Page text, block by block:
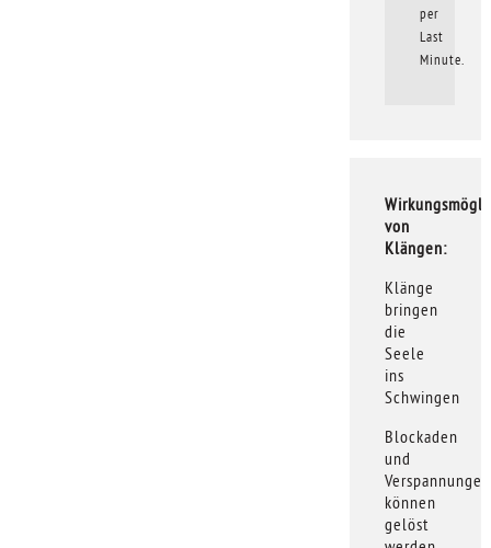
per
Last
Minute.
von
Klängen:
Klänge
bringen
die
Seele
ins
Schwingen
Blockaden
und
Verspannungen
können
gelöst